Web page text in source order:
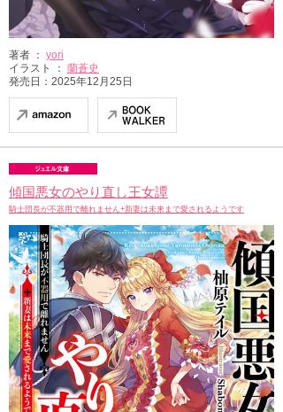
著者 ： yori
イラスト ： 蘭蒼史
発売日：2025年12月25日
傾国悪女のやり直し王女譚
騎士団長が不器用で離れません+新妻は未来まで愛されるようです